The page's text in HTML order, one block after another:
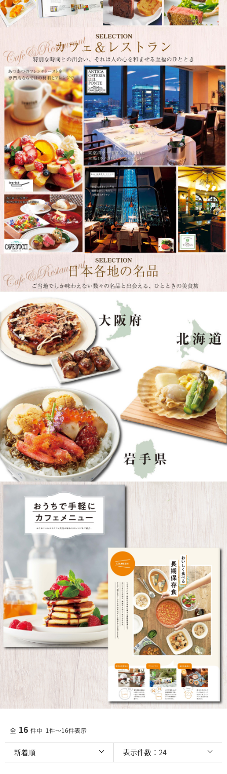
カフェ＆レストランの食事体験が選べるカタログギフト。人気カフェのスイーツ
日本各地の名品が選べるご当地グルメカタログ。北海道の海鮮、大阪の粉もの、
おうちで簡単にカフェメニューが味わえるレシピや、長期保存可能なレシピをご
全 16 件中 1件～16件表示